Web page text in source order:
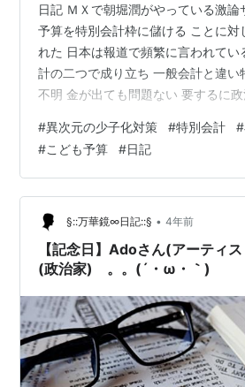
日記 ＭＸで朝堀潤がやっている激論
予算を特別会計枠に儲ける ことに対
れた 日本は報道で頻繁に言われてい
計の二つで成り立ち 一般会計と違い
不明 金が出ても問題ない 要するに
３０代以下の若者は この特別会計を
演している２０代の人達は特別会計
ていたこと 特別会計というと２０
井議員を思い起こさせる 石井議員は
対し 詳細なデータを集め、正に国会
いた矢先暗殺さ…
#異次元の少子化対策 #特別会計 #
#こども予算 #日記
§::万華鏡∞日記::§ • 4年前
【記念日】Adoさん(アーティ
(政治家) 。。(´・ω・｀)